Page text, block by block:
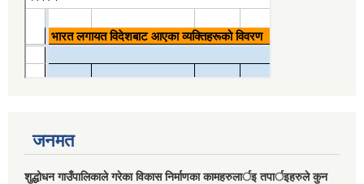
जनमत
शुद्धोधन गाउँपालिकाले गरेका विकास निर्माणका कामहरुलार्इ तपार्इहरुले कुन